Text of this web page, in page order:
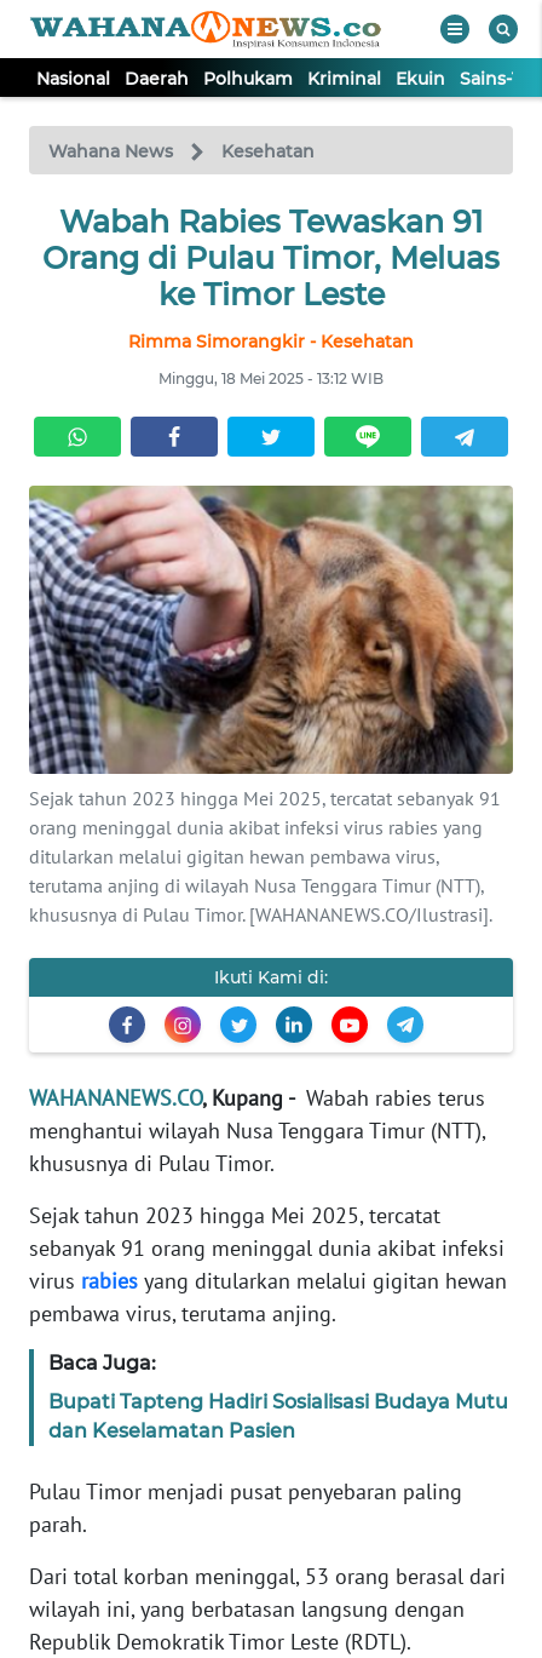
Nasional Daerah Polhukam Kriminal Ekuin Sains-
Wahana News Kesehatan
Wabah Rabies Tewaskan 91
Orang di Pulau Timor, Meluas
ke Timor Leste
Rimma Simorangkir - Kesehatan
Minggu, 18 Mei 2025 - 13:12 WIB
Sejak tahun 2023 hingga Mei 2025, tercatat sebanyak 91
orang meninggal dunia akibat infeksi virus rabies yang
ditularkan melalui gigitan hewan pembawa virus,
terutama anjing di wilayah Nusa Tenggara Timur (NTT),
khususnya di Pulau Timor. [WAHANANEWS.CO/Ilustrasi].
Ikuti Kami di:
WAHANANEWS.CO, Kupang - Wabah rabies terus
menghantui wilayah Nusa Tenggara Timur (NTT),
khususnya di Pulau Timor.
Sejak tahun 2023 hingga Mei 2025, tercatat
sebanyak 91 orang meninggal dunia akibat infeksi
virus rabies yang ditularkan melalui gigitan hewan
pembawa virus, terutama anjing.
Baca Juga:
Bupati Tapteng Hadiri Sosialisasi Budaya Mutu
dan Keselamatan Pasien
Pulau Timor menjadi pusat penyebaran paling
parah.
Dari total korban meninggal, 53 orang berasal dari
wilayah ini, yang berbatasan langsung dengan
Republik Demokratik Timor Leste (RDTL).
TV
Tutup
NASIONAL
POLHUKAM
KRIMINAL
EKUIN
SAINS-TEKNO
KESEHATAN
INTERNASIONAL
SERBA-SERBI
PENDIDIKAN
OLAHRAGA
OPINI
EDITORIAL
Informasi
INDEKS
BERITA
KONTAK
KAMI
INFO
IKLAN
TENTANG
KAMI
PEDOMAN
MEDIA
REDAKSI